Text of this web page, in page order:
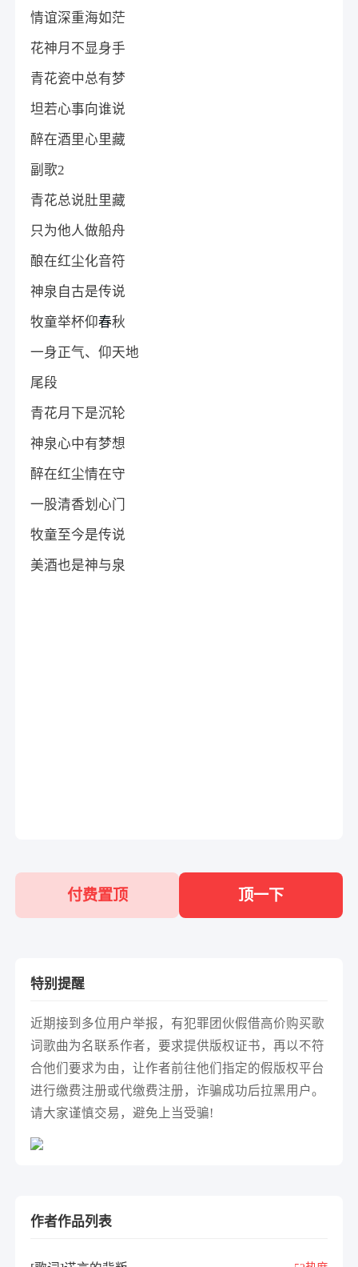
情谊深重海如茫
花神月不显身手
青花瓷中总有梦
坦若心事向谁说
醉在酒里心里藏
副歌2
青花总说肚里藏
只为他人做船舟
酿在红尘化音符
神泉自古是传说
牧童举杯仰春秋
一身正气、仰天地
尾段
青花月下是沉轮
神泉心中有梦想
醉在红尘情在守
一股清香划心门
牧童至今是传说
美酒也是神与泉
付费置顶 顶一下
特别提醒
近期接到多位用户举报，有犯罪团伙假借高价购买歌
词歌曲为名联系作者，要求提供版权证书，再以不符
合他们要求为由，让作者前往他们指定的假版权平台
进行缴费注册或代缴费注册，诈骗成功后拉黑用户。
请大家谨慎交易，避免上当受骗!
作者作品列表